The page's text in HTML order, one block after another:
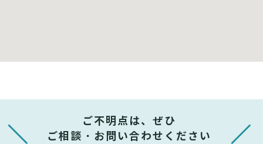
ご不明点は、ぜひ
ご相談・お問い合わせください